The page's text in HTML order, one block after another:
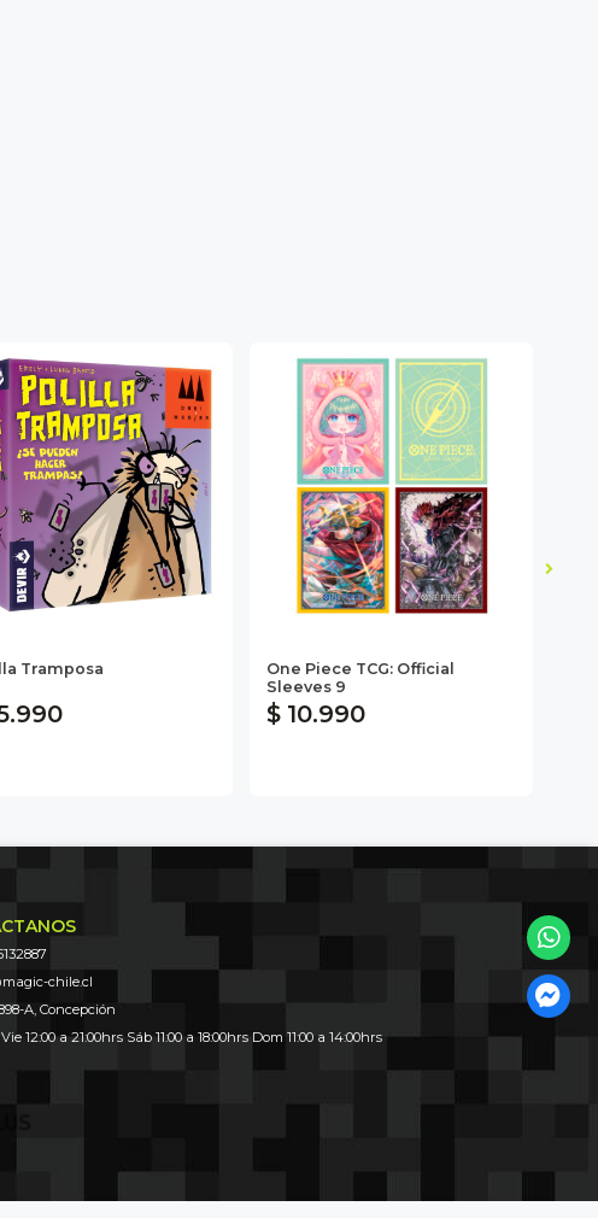
Tramposa
One Piece TCG: Official
Sleeves 9
$ 10.990
chile.cl
A, Concepción
12:00 a 21:00hrs Sáb 11:00 a 18:00hrs Dom 11:00 a 14:00hrs